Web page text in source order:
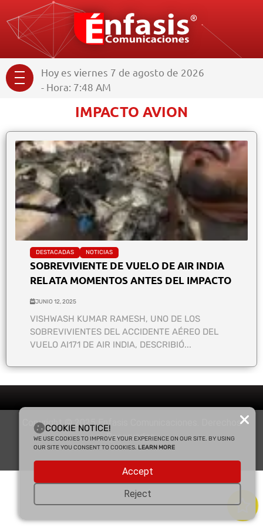
Hoy es viernes 7 de agosto de 2026
- Hora: 7:48 AM
IMPACTO AVION
DESTACADAS NOTICIAS
SOBREVIVIENTE DE VUELO DE AIR INDIA
RELATA MOMENTOS ANTES DEL IMPACTO
JUNIO 12, 2025
VISHWASH KUMAR RAMESH, UNO DE LOS
SOBREVIVIENTES DEL ACCIDENTE AÉREO DEL
VUELO AI171 DE AIR INDIA, DESCRIBIÓ...
Copyright © 2025 Enfasis Comunicaciones. Derechos
Reservados.
COOKIE NOTICE!
WE USE COOKIES TO IMPROVE YOUR EXPERIENCE ON OUR SITE. BY USING
OUR SITE YOU CONSENT TO COOKIES. LEARN MORE
Accept
Reject